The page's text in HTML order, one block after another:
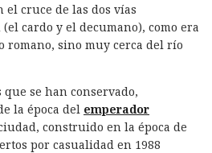
el cruce de las dos vías
cardo y el decumano), como era
romano, sino muy cerca del río
se han conservado,
la época del emperador
construido en la época de
por casualidad en 1988